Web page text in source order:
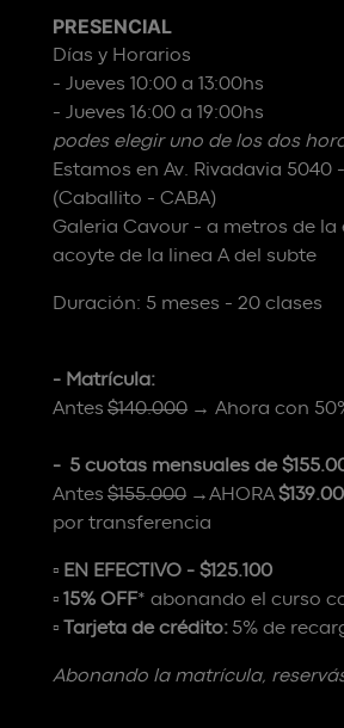
PRESENCIAL
Días y Horarios
- Jueves 10:00 a 13:00hs
- Jueves 16:00 a 19:00hs
podes elegir uno de los dos
Estamos en Av. Rivadavia 5040
(Caballito - CABA)
Galeria Cavour - a metros de la
acoyte de la linea A del subte
Duración: 5 meses - 20 clases
- Matrícula:
Antes $140.000 → Ahora con
- 5 cuotas mensuales de
Antes $155.000 →AHORA
por transferencia
▫️ EN EFECTIVO - $125.100
▫️ 15% OFF* abonando el curso
▫️ Tarjeta de crédito: 5% de
Abonando la matrícula,